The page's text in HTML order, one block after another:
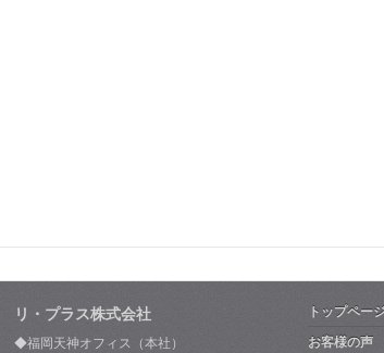
リ・プラス株式会社
◆福岡天神オフィス（本社）
トップペー
お客様の声